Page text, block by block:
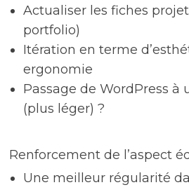
Actualiser les fiches
portfolio)
Itération en terme
ergonomie
Passage de WordPress à
(plus léger) ?
Renforcement de l’aspect
Une meilleur régularité